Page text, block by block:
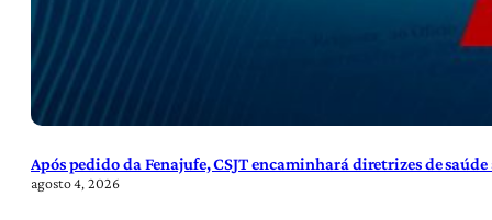
Após pedido da Fenajufe, CSJT encaminhará diretrizes de
agosto 4, 2026